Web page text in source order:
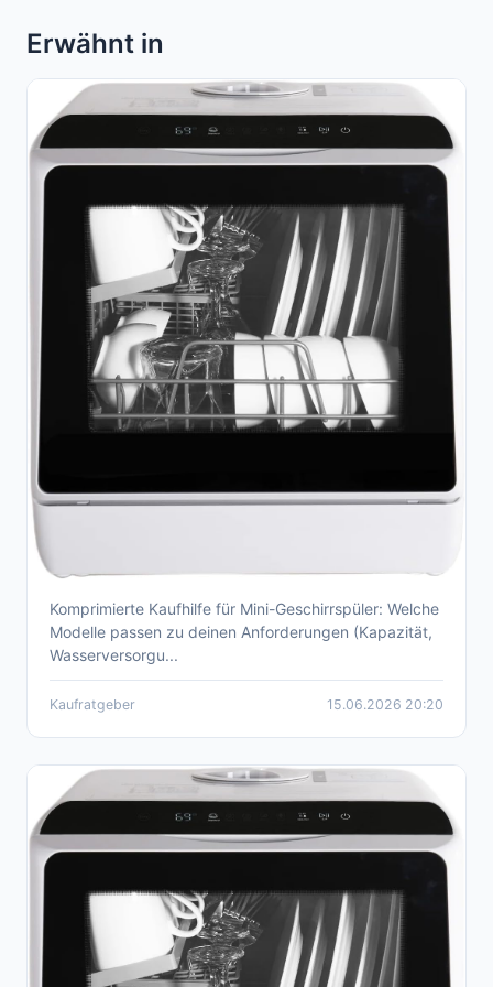
Erwähnt in
Mini-Geschirrspüler Vergleich 2026:
Kaufberatung & Empfehlungen
Komprimierte Kaufhilfe für Mini-Geschirrspüler: Welche
Modelle passen zu deinen Anforderungen (Kapazität,
Wasserversorgu...
Kaufratgeber 15.06.2026 20:20